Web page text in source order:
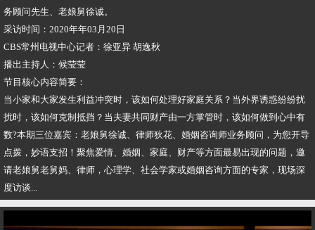
务顾问先生、老娘舅徐诚。
采访时间：2020年年03月20日
CBS常州电视中心记者：徐亚异 胡逸秋
播出主持人：候莹莹
节目核心内容简要：
当小家和大家发生利益冲突时，该如何处理好家庭关系？当外界诱惑纷纷扰
扰时，该如何克制抵挡？当夫妻共同财产由一方掌管时，该如何做到心中有
数?本期三位嘉宾：老娘舅徐诚、律师狄花、婚姻咨询师业务顾问，为您开导
点拨，妙语支招！聚焦爱情、婚姻、家庭、财产等方面最易出现的问题，邀
请老娘舅老舅妈、律师，心理学、社会学家或婚姻咨询方面的专家，现场深
度访谈...